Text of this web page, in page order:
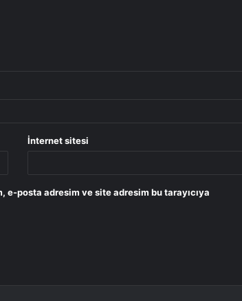
İnternet sitesi
e-posta adresim ve site adresim bu tarayıcıya